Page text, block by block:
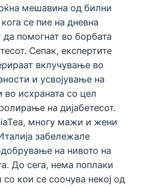
мешавина од билни
се пие на дневна
помогнат во борбата
Сепак, експертите
вклучување во
и усвојување на
во исхраната со цел
на дијабетесот.
многу мажи и жени
забележале
на нивото на
До сега, нема поплаки
кои се соочува некој од